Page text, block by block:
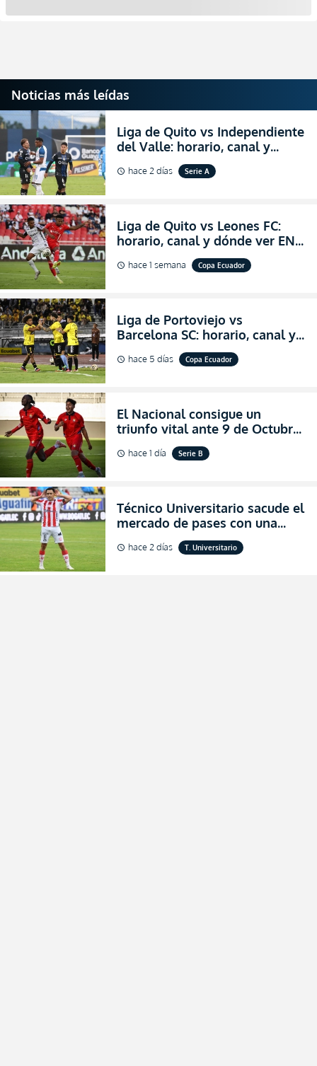
Noticias más leídas
Liga de Quito vs Independiente
del Valle: horario, canal y
dónde ver EN VIVO el
partidazo por la fecha 24 de la
schedule hace 2 días Serie A
Liga de Quito vs Leones FC:
horario, canal y dónde ver EN
VIVO los octavos de final de la
Copa Ecuador 2026
schedule hace 1 semana Copa Ecuador
Liga de Portoviejo vs
Barcelona SC: horario, canal y
dónde ver EN VIVO los octavos
de final de la Copa Ecuador
schedule hace 5 días Copa Ecuador
El Nacional consigue un
triunfo vital ante 9 de Octubre
para encender la fe en la
salvación
schedule hace 1 día Serie B
Técnico Universitario sacude el
mercado de pases con una
verdadera revolución para
asegurar la permanencia
schedule hace 2 días T. Universitario